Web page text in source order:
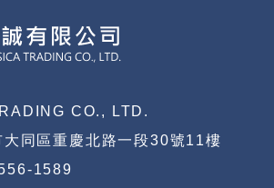
CO., LTD.
大同區重慶北路一段30號11樓
1589